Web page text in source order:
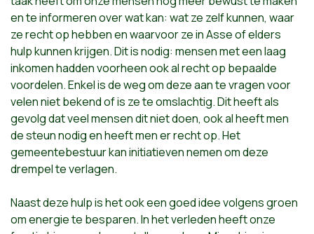
en te informeren over wat kan: wat ze zelf kunnen, waar
ze recht op hebben en waarvoor ze in Asse of elders
hulp kunnen krijgen. Dit is nodig: mensen met een laag
inkomen hadden voorheen ook al recht op bepaalde
voordelen. Enkel is de weg om deze aan te vragen voor
velen niet bekend of is ze te omslachtig. Dit heeft als
gevolg dat veel mensen dit niet doen, ook al heeft men
de steun nodig en heeft men er recht op. Het
gemeentebestuur kan initiatieven nemen om deze
drempel te verlagen.
Naast deze hulp is het ook een goed idee volgens groen
om energie te besparen. In het verleden heeft onze